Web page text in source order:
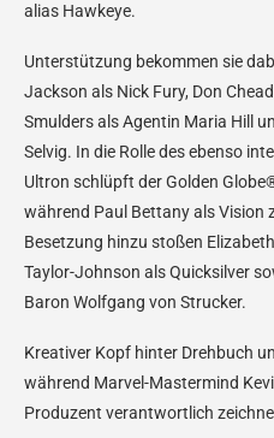
alias Hawkeye.
Unterstützung bekommen sie
Jackson als Nick Fury, Don
Smulders als Agentin Maria Hill
Selvig. In die Rolle des ebenso
Ultron schlüpft der Golden
während Paul Bettany als Vision
Besetzung hinzu stoßen
Taylor-Johnson als Quicksilver
Baron Wolfgang von Strucker.
Kreativer Kopf hinter Drehbuch
während Marvel-Mastermind
Produzent verantwortlich